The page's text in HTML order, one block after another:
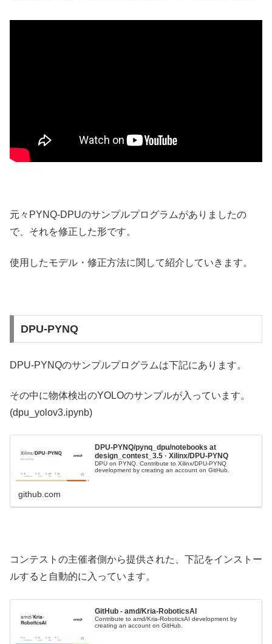
元々PYNQ-DPUのサンプルプログラムがありましたの
で、それを修正した形です。
使用したモデル・修正方法に関して紹介していきます。
DPU-PYNQ
DPU-PYNQのサンプルプログラムは下記にあります。
その中に物体検出のYOLOのサンプルが入っています。
(dpu_yolov3.ipynb)
DPU-PYNQ/pynq_dpu/notebooks at
design_contest_3.5 · Xilinx/DPU-PYNQ
DPU on PYNQ. Contribute to Xilinx/DPU-PYNQ
development by creating an account on GitHub.
github.com
コンテストの主催者側から提供された、下記をインストー
ルすると自動的に入っています。
GitHub - amd/Kria-RoboticsAI
Contribute to amd/Kria-RoboticsAI development by
creating an account on GitHub.